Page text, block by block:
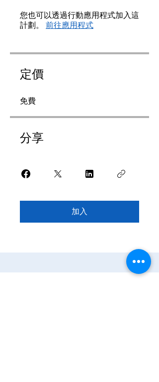
您也可以透過行動應用程式加入這
計劃。
前往應用程式
定價
免費
分享
加入